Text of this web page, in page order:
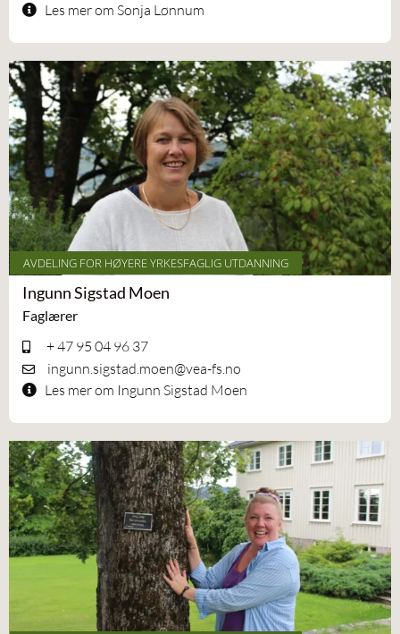
Les mer om Sonja Lønnum
AVDELING FOR HØYERE YRKESFAGLIG UTDANNING
Ingunn Sigstad Moen
Faglærer
+ 47 95 04 96 37
ingunn.sigstad.moen@vea-fs.no
Les mer om Ingunn Sigstad Moen